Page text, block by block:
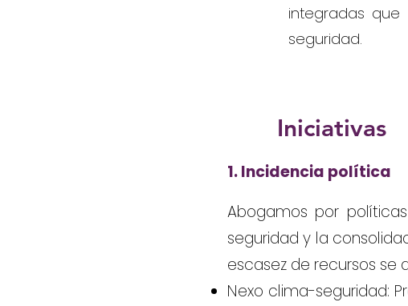
integradas
seguridad.
Iniciativas
1. Incidencia política
Abogamos por
seguridad y la
escasez de recursos se
Nexo clima-seguridad: